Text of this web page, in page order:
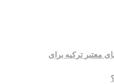
معتبر ترکیه برای